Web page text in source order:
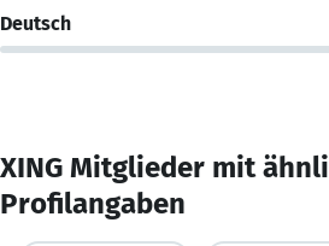
Deutsch
XING Mitglieder mit
Profilangaben